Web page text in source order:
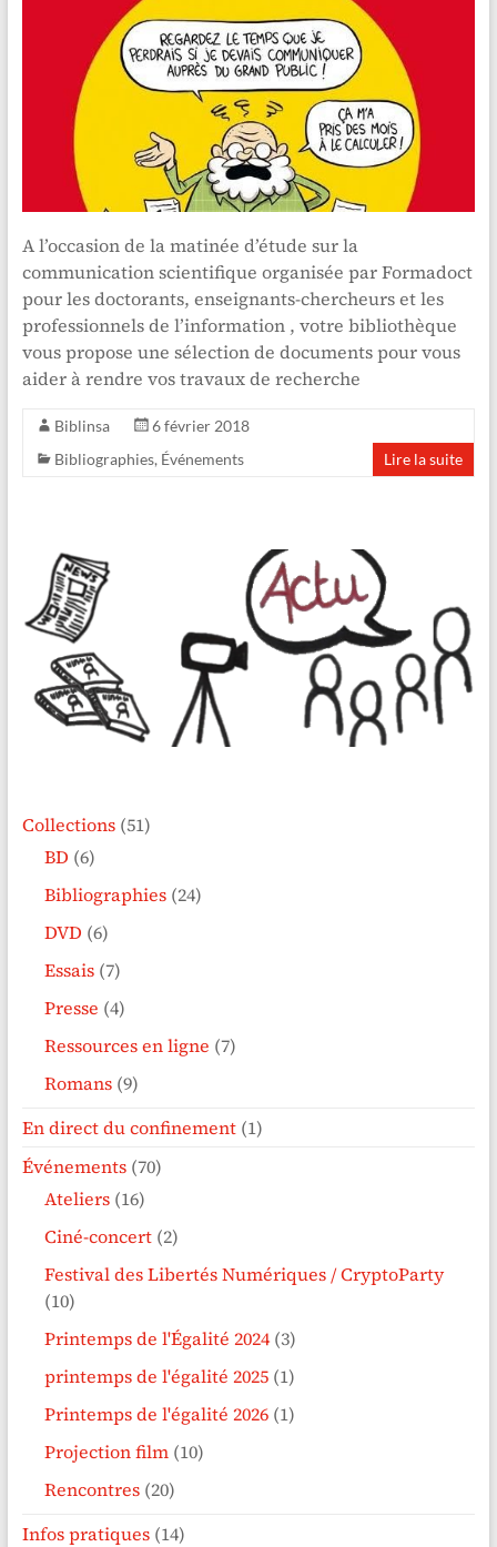
A l’occasion de la matinée d’étude sur la
communication scientifique organisée par Formadoct
pour les doctorants, enseignants-chercheurs et les
professionnels de l’information , votre bibliothèque
vous propose une sélection de documents pour vous
aider à rendre vos travaux de recherche
Biblinsa
6 février 2018
Bibliographies, Événements Lire la suite
Collections(51)
BD (6)
Bibliographies(24)
DVD (6)
Essais(7)
Presse (4)
Ressources en ligne (7)
Romans(9)
En direct du confinement(1)
Événements(70)
Ateliers(16)
Ciné-concert(2)
Festival des Libertés Numériques / CryptoParty
(10)
Printemps de l'Égalité 2024(3)
printemps de l'égalité 2025(1)
Printemps de l'égalité 2026(1)
Projection film(10)
Rencontres(20)
Infos pratiques(14)